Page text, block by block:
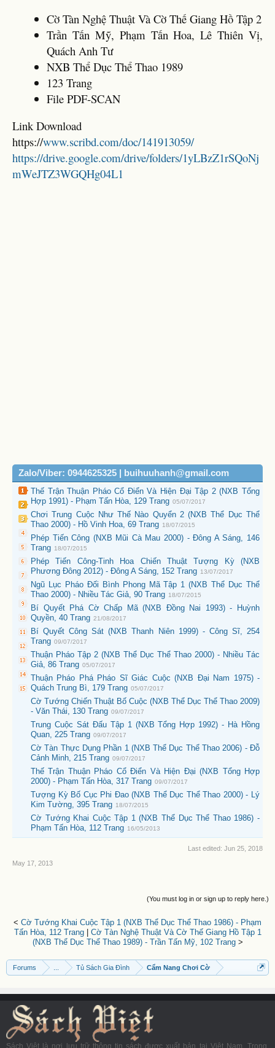
Cờ Tàn Nghệ Thuật Và Cờ Thế Giang Hồ Tập 2
Trần Tấn Mỹ, Phạm Tấn Hoa, Lê Thiên Vị,
Quách Anh Tư
NXB Thể Dục Thể Thao 1989
123 Trang
File PDF-SCAN
Link Download
https://www.scribd.com/doc/141913059/
https://drive.google.com/drive/folders/1yLBzZ1rSQoNj
mWeJTZ3WGQHg04L1
Zalo/Viber: 0944625325 | buihuuhanh@gmail.com
Thế Trận Thuận Pháo Cổ Điển Và Hiện Đại Tập 2 (NXB Tổng
Hợp 1991) - Phạm Tấn Hòa, 129 Trang 05/07/2017
Chơi Trung Cuộc Như Thế Nào Quyển 2 (NXB Thể Dục Thể
Thao 2000) - Hồ Vinh Hoa, 69 Trang 18/07/2015
Phép Tiến Công (NXB Mũi Cà Mau 2000) - Đông A Sáng, 146
Trang 18/07/2015
Phép Tiến Công-Tinh Hoa Chiến Thuật Tượng Kỳ (NXB
Phương Đông 2012) - Đông A Sáng, 152 Trang 13/07/2017
Ngũ Lục Pháo Đối Bình Phong Mã Tập 1 (NXB Thể Dục Thể
Thao 2000) - Nhiều Tác Giả, 90 Trang 18/07/2015
Bí Quyết Phá Cờ Chấp Mã (NXB Đồng Nai 1993) - Huỳnh
Quyền, 40 Trang 21/08/2017
Bí Quyết Công Sát (NXB Thanh Niên 1999) - Công Sĩ, 254
Trang 09/07/2017
Thuận Pháo Tập 2 (NXB Thể Dục Thể Thao 2000) - Nhiều Tác
Giả, 86 Trang 05/07/2017
Thuận Pháo Phá Pháo Sĩ Giác Cuộc (NXB Đại Nam 1975) -
Quách Trung Bì, 179 Trang 05/07/2017
Cờ Tướng Chiến Thuật Bố Cuộc (NXB Thể Dục Thể Thao 2009)
- Văn Thái, 130 Trang 09/07/2017
Trung Cuộc Sát Đấu Tập 1 (NXB Tổng Hợp 1992) - Hà Hồng
Quan, 225 Trang 09/07/2017
Cờ Tàn Thực Dụng Phần 1 (NXB Thể Dục Thể Thao 2006) - Đỗ
Cảnh Minh, 215 Trang 09/07/2017
Thế Trận Thuận Pháo Cổ Điển Và Hiện Đại (NXB Tổng Hợp
2000) - Phạm Tấn Hòa, 317 Trang 09/07/2017
Tượng Kỳ Bố Cục Phi Đao (NXB Thể Dục Thể Thao 2000) - Lý
Kim Tường, 395 Trang 18/07/2015
Cờ Tướng Khai Cuộc Tập 1 (NXB Thể Dục Thể Thao 1986) -
Phạm Tấn Hòa, 112 Trang 16/05/2013
Last edited: Jun 25, 2018
May 17, 2013
(You must log in or sign up to reply here.)
< Cờ Tướng Khai Cuộc Tập 1 (NXB Thể Dục Thể Thao 1986) - Phạm
Tấn Hòa, 112 Trang| Cờ Tàn Nghệ Thuật Và Cờ Thế Giang Hồ Tập 1
(NXB Thể Dục Thể Thao 1989) - Trần Tấn Mỹ, 102 Trang>
Forums Tủ Sách Gia Đình Cẩm Nang Chơi Cờ